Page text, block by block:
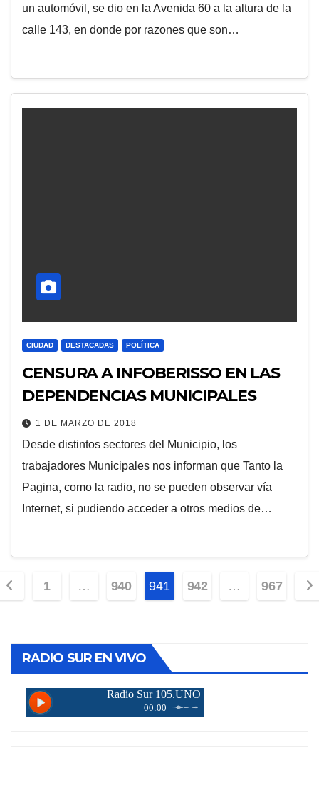
un automóvil, se dio en la Avenida 60 a la altura de la
calle 143, en donde por razones que son…
CIUDAD DESTACADAS POLÍTICA
CENSURA A INFOBERISSO EN LAS
DEPENDENCIAS MUNICIPALES
1 DE MARZO DE 2018
Desde distintos sectores del Municipio, los
trabajadores Municipales nos informan que Tanto la
Pagina, como la radio, no se pueden observar vía
Internet, si pudiendo acceder a otros medios de…
1 … 940 941 942 … 967
RADIO SUR EN VIVO